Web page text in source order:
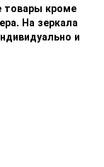
товары кроме
На зеркала
и